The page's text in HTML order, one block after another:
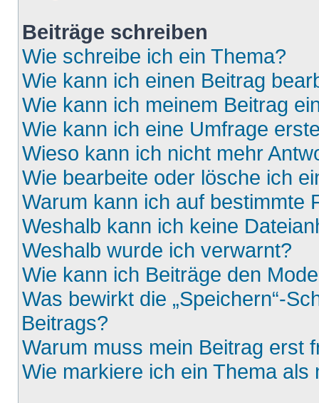
Beiträge schreiben
Wie schreibe ich ein Thema?
Wie kann ich einen Beitrag
Wie kann ich meinem Beitrag
Wie kann ich eine Umfrage
Wieso kann ich nicht mehr
Wie bearbeite oder lösche ich
Warum kann ich auf bestimmte
Weshalb kann ich keine
Weshalb wurde ich verwarnt?
Wie kann ich Beiträge den
Was bewirkt die „Speichern“-
Beitrags?
Warum muss mein Beitrag erst
Wie markiere ich ein Thema als